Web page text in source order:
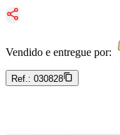
Vendido e entregue por:
Ref.: 030828